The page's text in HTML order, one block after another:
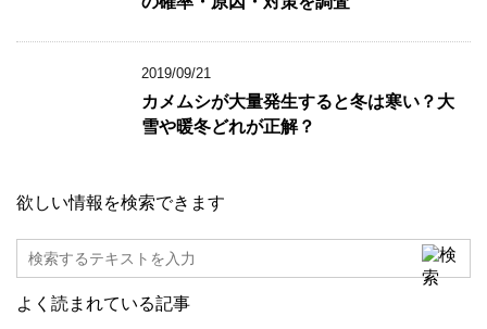
2019/09/21
カメムシが大量発生すると冬は寒い？大
雪や暖冬どれが正解？
欲しい情報を検索できます
よく読まれている記事